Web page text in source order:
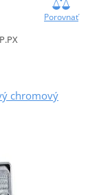
Porovnať
chromový